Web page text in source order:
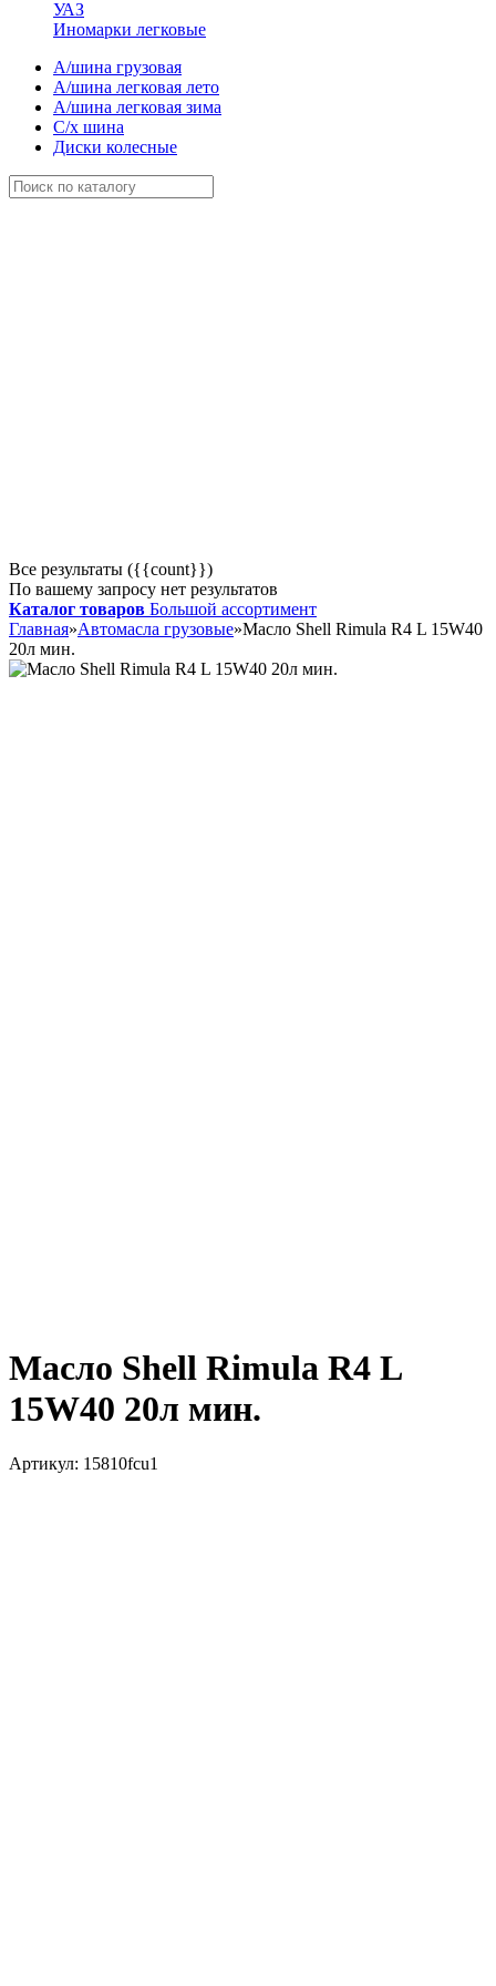
УАЗ
Иномарки легковые
А/шина грузовая
А/шина легковая лето
А/шина легковая зима
С/х шина
Диски колесные
Все результаты ({{count}})
По вашему запросу нет результатов
Каталог товаров Большой ассортимент
Главная»Автомасла грузовые»Масло Shell Rimula R4 L 15W40
20л мин.
Масло Shell Rimula R4 L
15W40 20л мин.
Артикул: 15810fcu1